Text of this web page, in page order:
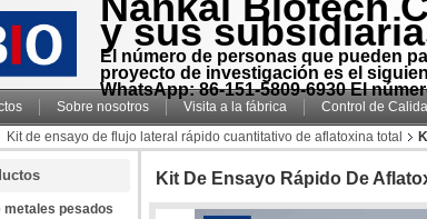
y sus
El número de personas que pueden
proyecto de investigación es el
WhatsApp: 86-151-5809-6930 El
Sobre nosotros Visita a la fábrica Control de
Kit de ensayo de flujo lateral rápido cuantitativo de aflatoxina total
metales pesados
Kit De Ensayo Rápido De